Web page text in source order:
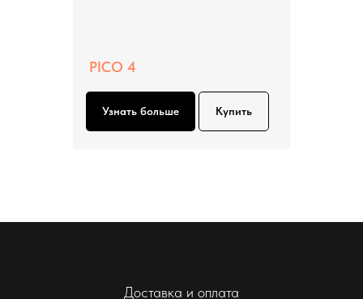
PICO 4
Узнать больше Купить
Доставка и оплата